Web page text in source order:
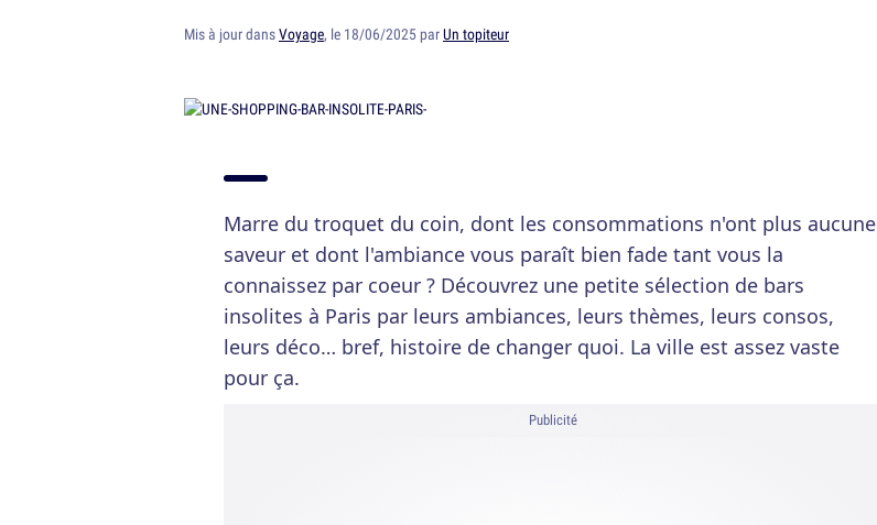
Mis à jour dansVoyage, le 18/06/2025 parUn topiteur
Marre du troquet du coin, dont les consommations n'ont plus aucune
saveur et dont l'ambiance vous paraît bien fade tant vous la
connaissez par coeur ? Découvrez une petite sélection de bars
insolites à Paris par leurs ambiances, leurs thèmes, leurs consos,
leurs déco… bref, histoire de changer quoi. La ville est assez vaste
pour ça.
Publicité